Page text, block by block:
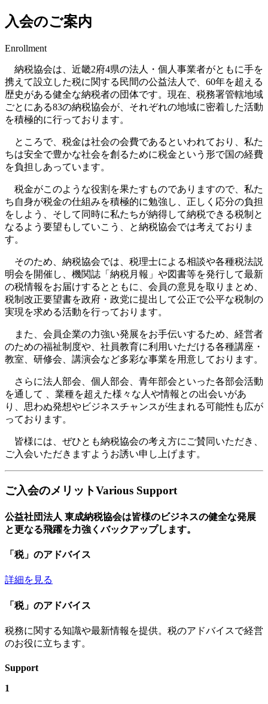
入会のご案内
Enrollment
納税協会は、近畿2府4県の法人・個人事業者がともに手を
携えて設立した税に関する民間の公益法人で、60年を超える
歴史がある健全な納税者の団体です。現在、税務署管轄地域
ごとにある83の納税協会が、それぞれの地域に密着した活動
を積極的に行っております。
ところで、税金は社会の会費であるといわれており、私た
ちは安全で豊かな社会を創るために税金という形で国の経費
を負担しあっています。
税金がこのような役割を果たすものでありますので、私た
ち自身が税金の仕組みを積極的に勉強し、正しく応分の負担
をしよう、そして同時に私たちが納得して納税できる税制と
なるよう要望もしていこう、と納税協会では考えておりま
す。
そのため、納税協会では、税理士による相談や各種税法説
明会を開催し、機関誌「納税月報」や図書等を発行して最新
の税情報をお届けするとともに、会員の意見を取りまとめ、
税制改正要望書を政府・政党に提出して公正で公平な税制の
実現を求める活動を行っております。
また、会員企業の力強い発展をお手伝いするため、経営者
のための福祉制度や、社員教育に利用いただける各種講座・
教室、研修会、講演会など多彩な事業を用意しております。
さらに法人部会、個人部会、青年部会といった各部会活動
を通して 、業種を超えた様々な人や情報との出会いがあ
り、思わぬ発想やビジネスチャンスが生まれる可能性も広が
っております。
皆様には、ぜひとも納税協会の考え方にご賛同いただき、
ご入会いただきますようお誘い申し上げます。
ご入会のメリットVarious Support
公益社団法人 東成納税協会は皆様のビジネスの健全な発展
と更なる飛躍を力強くバックアップします。
「税」のアドバイス
詳細を見る
「税」のアドバイス
税務に関する知識や最新情報を提供。税のアドバイスで経営
のお役に立ちます。
Support
1